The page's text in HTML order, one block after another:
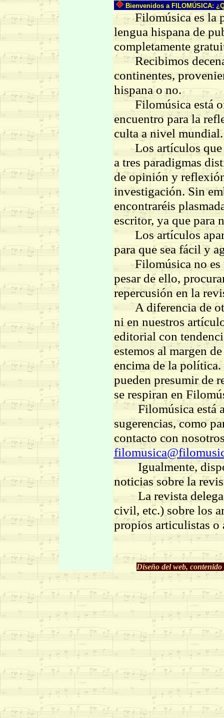
Bienvenidos a FILOMÚSICA:
Filomúsica es la
lengua hispana de
completamente
Recibimos
continentes,
hispana o no.
Filomúsica está
encuentro para la
culta a nivel mundial.
Los artículos que
a tres paradigmas
de opinión y
investigación. Sin
encontraréis
escritor, ya que para
Los artículos
para que sea fácil y
Filomúsica no es
pesar de ello,
repercusión en la
A diferencia de
ni en nuestros
editorial con
estemos al margen
encima de la
pueden presumir de
se respiran en
Filomúsica está
sugerencias, como
contacto con
Igualmente,
noticias sobre la
La revista delega
civil, etc.) sobre los
propios articulistas o
Diseño del web,